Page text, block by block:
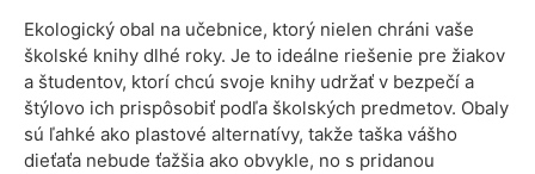
Ekologický obal na učebnice, ktorý nielen chráni vaše
školské knihy dlhé roky. Je to ideálne riešenie pre žiakov
a študentov, ktorí chcú svoje knihy udržať v bezpečí a
štýlovo ich prispôsobiť podľa školských predmetov. Obaly
sú ľahké ako plastové alternatívy, takže taška vášho
dieťaťa nebude ťažšia ako obvykle, no s pridanou